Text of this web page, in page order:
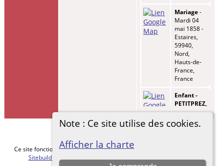
Note : Ce site utilise des cookies.
Afficher la charte
Mariage-
Mardi 04
mai 1858 -
Estaires,
59940,
Nord,
Hauts-de-
France,
France
Enfant -
PETITPREZ,
Clovis
Henri-
Mercredi
Nord,
Ce site fonctionne grace au logicielThe Next Generation of Genealogy
Sitebuilding